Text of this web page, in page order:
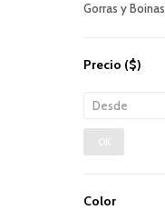
Gorras y Boinas
Precio ($)
OK
Color